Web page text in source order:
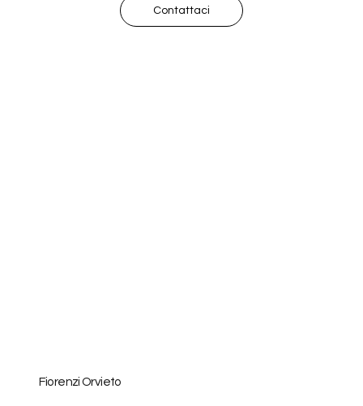
Contattaci
Fiorenzi Orvieto